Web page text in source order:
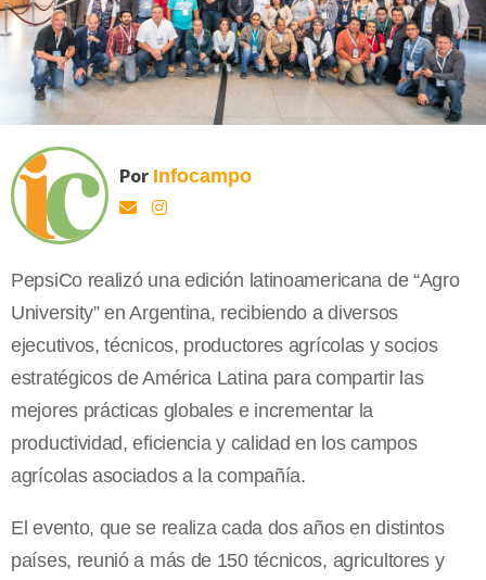
Por Infocampo
PepsiCo realizó una edición latinoamericana de “Agro
University” en Argentina, recibiendo a diversos
ejecutivos, técnicos, productores agrícolas y socios
estratégicos de América Latina para compartir las
mejores prácticas globales e incrementar la
productividad, eficiencia y calidad en los campos
agrícolas asociados a la compañía.
El evento, que se realiza cada dos años en distintos
países, reunió a más de 150 técnicos, agricultores y